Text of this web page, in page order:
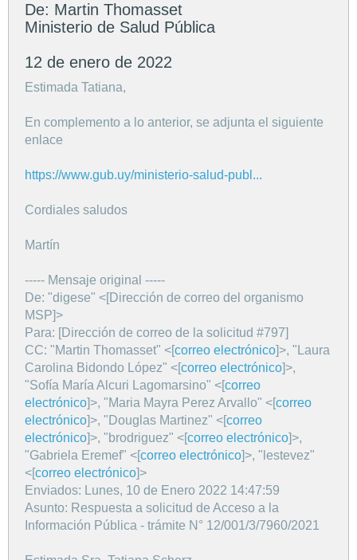
De: Martin Thomasset
Ministerio de Salud Pública
12 de enero de 2022
Estimada Tatiana,
En complemento a lo anterior, se adjunta el siguiente
enlace
https://www.gub.uy/ministerio-salud-publ...
Cordiales saludos
Martín
----- Mensaje original -----
De: "digese" <[Dirección de correo del organismo
MSP]>
Para: [Dirección de correo de la solicitud #797]
CC: "Martin Thomasset" <[correo electrónico]>, "Laura
Carolina Bidondo López" <[correo electrónico]>,
"Sofía María Alcuri Lagomarsino" <[correo
electrónico]>, "Maria Mayra Perez Arvallo" <[correo
electrónico]>, "Douglas Martinez" <[correo
electrónico]>, "brodriguez" <[correo electrónico]>,
"Gabriela Eremef" <[correo electrónico]>, "lestevez"
<[correo electrónico]>
Enviados: Lunes, 10 de Enero 2022 14:47:59
Asunto: Respuesta a solicitud de Acceso a la
Información Pública - trámite N° 12/001/3/7960/2021